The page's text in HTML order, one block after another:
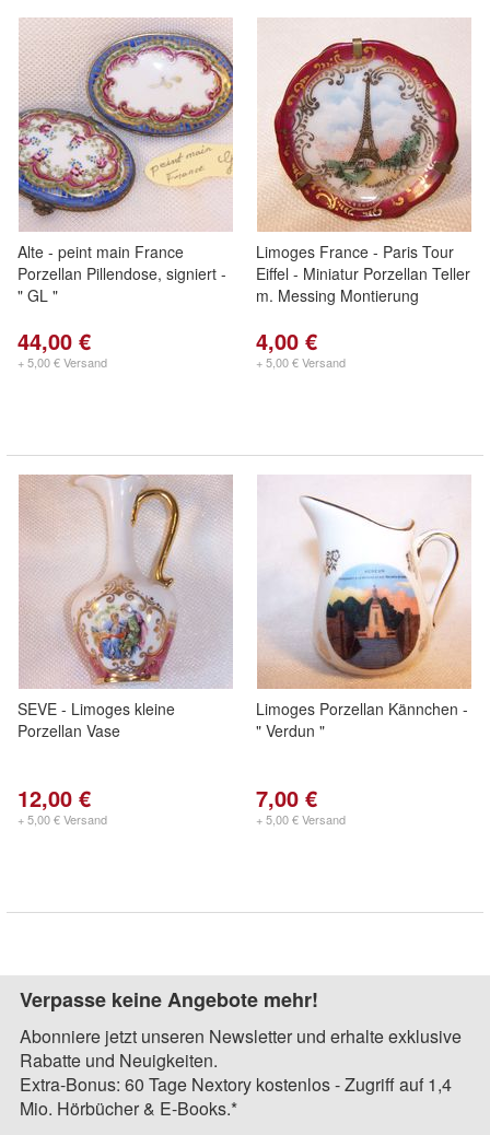
Alte - peint main France
Porzellan Pillendose, signiert -
" GL "
44,00 €
+ 5,00 € Versand
Limoges France - Paris Tour
Eiffel - Miniatur Porzellan Teller
m. Messing Montierung
4,00 €
+ 5,00 € Versand
SEVE - Limoges kleine
Porzellan Vase
12,00 €
+ 5,00 € Versand
Limoges Porzellan Kännchen -
" Verdun "
7,00 €
+ 5,00 € Versand
Verpasse keine Angebote mehr!
Abonniere jetzt unseren Newsletter und erhalte exklusive
Rabatte und Neuigkeiten.
Extra-Bonus: 60 Tage Nextory kostenlos - Zugriff auf 1,4
Mio. Hörbücher & E-Books.*